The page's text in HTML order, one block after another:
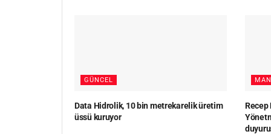
GÜNCEL
Data Hidrolik, 10 bin metrekarelik üretim
üssü kuruyor
Recep